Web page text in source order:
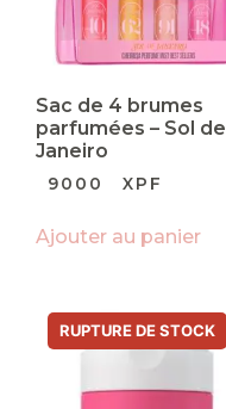
Sac de 4 brumes
parfumées – Sol de
Janeiro
9000 XPF
Ajouter au panier